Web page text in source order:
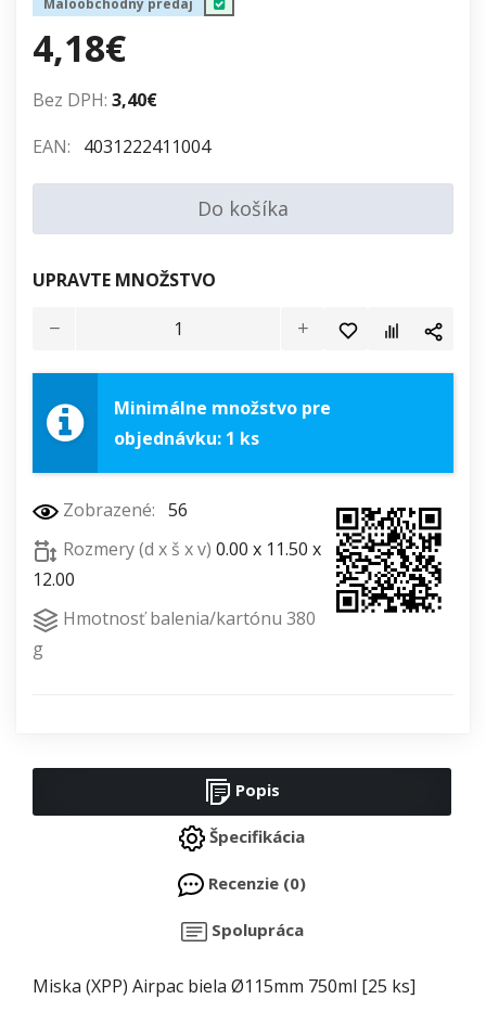
Maloobchodný predaj
4,18€
Bez DPH: 3,40€
EAN: 4031222411004
Do košíka
UPRAVTE MNOŽSTVO
Minimálne množstvo pre
objednávku: 1 ks
Zobrazené: 56
Rozmery (d x š x v) 0.00 x 11.50 x
12.00
Hmotnosť balenia/kartónu 380
g
Popis
Špecifikácia
Recenzie (0)
Spolupráca
Miska (XPP) Airpac biela Ø115mm 750ml [25 ks]